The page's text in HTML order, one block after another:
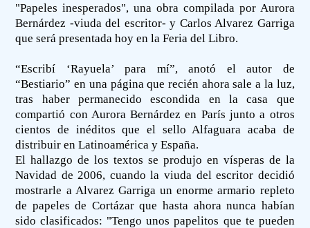
"Papeles inesperados", una obra compilada por Aurora
Bernárdez -viuda del escritor- y Carlos Alvarez Garriga
que será presentada hoy en la Feria del Libro.
“Escribí ‘Rayuela’ para mí”, anotó el autor de
“Bestiario” en una página que recién ahora sale a la luz,
tras haber permanecido escondida en la casa que
compartió con Aurora Bernárdez en París junto a otros
cientos de inéditos que el sello Alfaguara acaba de
distribuir en Latinoamérica y España.
El hallazgo de los textos se produjo en vísperas de la
Navidad de 2006, cuando la viuda del escritor decidió
mostrarle a Alvarez Garriga un enorme armario repleto
de papeles de Cortázar que hasta ahora nunca habían
sido clasificados: "Tengo unos papelitos que te pueden